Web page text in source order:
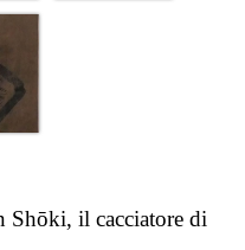
Shōki, il cacciatore di